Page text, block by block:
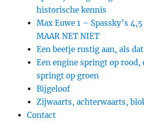
historische kennis
Max Euwe 1 – Spassky’s
MAAR NET NIET
Een beetje rustig aan, als
Een engine springt op rood,
springt op groen
Bijgeloof
Zijwaarts, achterwaarts,
Contact